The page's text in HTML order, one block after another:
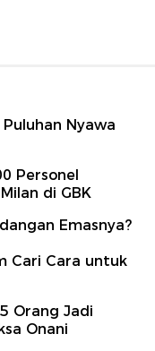
Nyawa
Personel
di GBK
Emasnya?
Cari Cara untuk
Orang Jadi
Onani